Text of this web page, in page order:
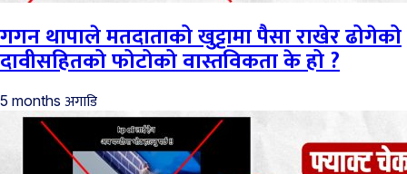
गगन थापाले मतदाताको खुट्टामा पैसा राखेर ढोगेको
दावीसहितको फोटोको वास्तविकता के हो ?
5 months अगाडि